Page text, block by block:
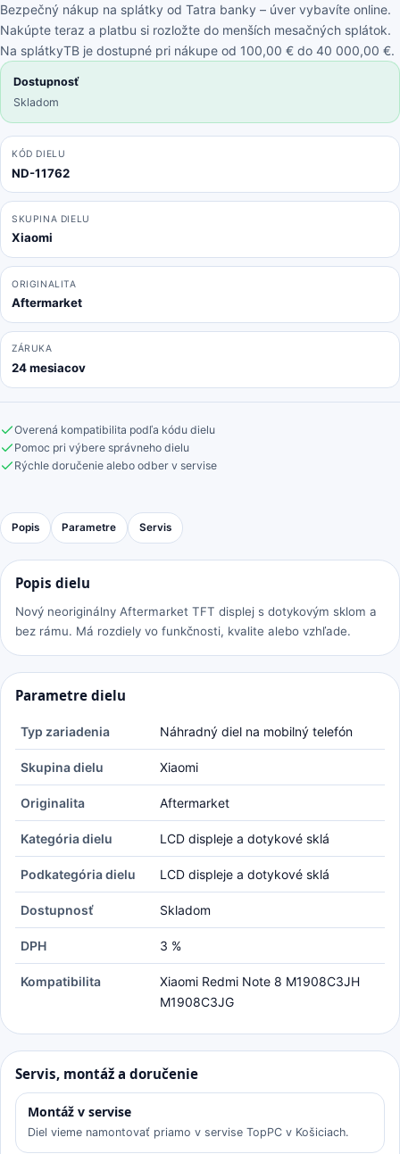
Displej
+
Dotykové
Sklo
Bezpečný nákup na splátky od Tatra banky – úver vybavíte online.
Nakúpte teraz a platbu si rozložte do menších mesačných splátok.
Na splátkyTB je dostupné pri nákupe od 100,00 € do 40 000,00 €.
Dostupnosť
Skladom
KÓD DIELU
ND-11762
SKUPINA DIELU
Xiaomi
ORIGINALITA
Aftermarket
ZÁRUKA
24 mesiacov
Overená kompatibilita podľa kódu dielu
Pomoc pri výbere správneho dielu
Rýchle doručenie alebo odber v servise
Popis Parametre Servis
Popis dielu
Nový neoriginálny Aftermarket TFT displej s dotykovým sklom a
bez rámu. Má rozdiely vo funkčnosti, kvalite alebo vzhľade.
Parametre dielu
Typ zariadenia Náhradný diel na mobilný telefón
Skupina dielu Xiaomi
Originalita Aftermarket
Kategória dielu LCD displeje a dotykové sklá
Podkategória dielu LCD displeje a dotykové sklá
Dostupnosť Skladom
DPH 3 %
Kompatibilita
Xiaomi Redmi Note 8 M1908C3JH
M1908C3JG
Servis, montáž a doručenie
Montáž v servise
Diel vieme namontovať priamo v servise TopPC v Košiciach.